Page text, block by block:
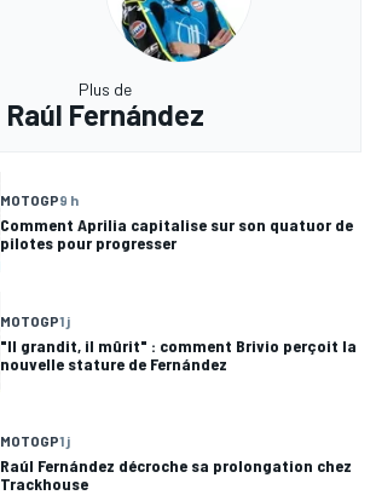
Plus de
Raúl Fernández
MOTOGP9 h
Comment Aprilia capitalise sur son quatuor de
pilotes pour progresser
MOTOGP1 j
"Il grandit, il mûrit" : comment Brivio perçoit la
nouvelle stature de Fernández
MOTOGP1 j
Raúl Fernández décroche sa prolongation chez
Trackhouse